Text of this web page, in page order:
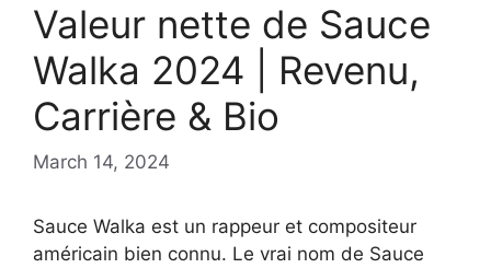
Valeur nette de Sauce
Walka 2024 | Revenu,
Carrière & Bio
March 14, 2024
Sauce Walka est un rappeur et compositeur
américain bien connu. Le vrai nom de Sauce